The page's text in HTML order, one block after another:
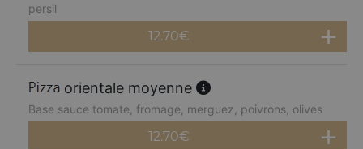
persil
12.70€
orientale moyenne
Base sauce tomate, fromage, merguez, poivrons, olives
12.70€